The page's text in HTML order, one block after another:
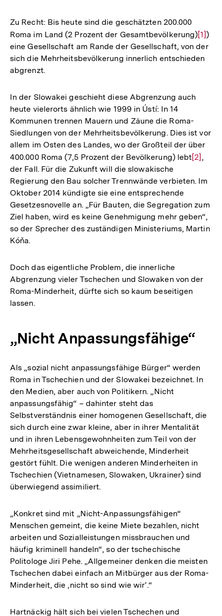
Zu Recht: Bis heute sind die geschätzten 200.000
Roma im Land (2 Prozent der Gesamtbevölkerung)Zur
der
[1] )
eine Gesellschaft am Rande der Gesellschaft, von der
sich die Mehrheitsbevölkerung innerlich entschieden
abgrenzt.
In der Slowakei geschieht diese Abgrenzung auch
heute vielerorts ähnlich wie 1999 in Ústí: In 14
Kommunen trennen Mauern und Zäune die Roma-
Siedlungen von der Mehrheitsbevölkerung. Dies ist vor
allem im Osten des Landes, wo der Großteil der über
400.000 Roma (7,5 Prozent der Bevölkerung) lebtZur
der
[2] ,
der Fall. Für die Zukunft will die slowakische
Regierung den Bau solcher Trennwände verbieten. Im
Oktober 2014 kündigte sie eine entsprechende
Gesetzesnovelle an. „Für Bauten, die Segregation zum
Ziel haben, wird es keine Genehmigung mehr geben“,
so der Sprecher des zuständigen Ministeriums, Martin
Kóňa.
Doch das eigentliche Problem, die innerliche
Abgrenzung vieler Tschechen und Slowaken von der
Roma-Minderheit, dürfte sich so kaum beseitigen
lassen.
„Nicht Anpassungsfähige“
Als „sozial nicht anpassungsfähige Bürger“ werden
Roma in Tschechien und der Slowakei bezeichnet. In
den Medien, aber auch von Politikern. „Nicht
anpassungsfähig“ – dahinter steht das
Selbstverständnis einer homogenen Gesellschaft, die
sich durch eine zwar kleine, aber in ihrer Mentalität
und in ihren Lebensgewohnheiten zum Teil von der
Mehrheitsgesellschaft abweichende, Minderheit
gestört fühlt. Die wenigen anderen Minderheiten in
Tschechien (Vietnamesen, Slowaken, Ukrainer) sind
überwiegend assimiliert.
„Konkret sind mit „Nicht-Anpassungsfähigen“
Menschen gemeint, die keine Miete bezahlen, nicht
arbeiten und Sozialleistungen missbrauchen und
häufig kriminell handeln“, so der tschechische
Politologe Jiri Pehe. „Allgemeiner denken die meisten
Tschechen dabei einfach an Mitbürger aus der Roma-
Minderheit, die ‚nicht so sind wie wir’.“
Hartnäckig hält sich bei vielen Tschechen und